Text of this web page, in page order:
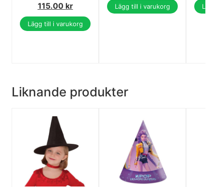
115.00 kr
Lägg till i varukorg
Lägg till i varukorg
Liknande produkter